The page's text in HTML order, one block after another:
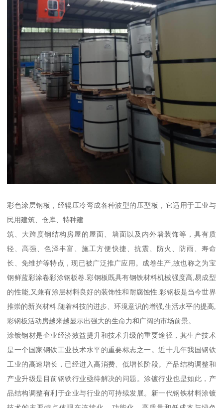
彩色涂层钢板，经辊压冷弯成各种波型的压型板，它适用于工业与
民用建筑、仓库、特种建
筑、大跨度钢结构房屋的屋面、墙面以及内外墙装饰等，具有质
轻、高强、色泽丰富、施工方便快捷、抗震、防火、防雨、寿命
长、免维护等特点，现已被广泛推广应用。成卷生产,故也称之为宝
钢鲜蓝彩涂卷彩涂钢板卷.彩钢板既具有钢铁材料机械强度高,易成型
的性能,又兼有涂层材料良好的装饰性和耐腐蚀性.彩钢板是当今世界
推崇的新兴材料.随着科技的进步、环境意识的增强,生活水平的提高,
彩钢板活动房越来越显示出强大的生命力和广阔的市场前景。
涂镀钢材是企业经济效益提升和技术升级的重要途径，其生产技术
是一个国家钢铁工业技术水平的重要标志之一。近十几年我国钢铁
工业的高速增长，已经进入高消费、低增长阶段。产品结构调整和
产业升级是目前钢铁行业亟待解决的问题。涂镀行业也是如此，产
品结构调整有利于企业与行业的可持续发展。新一代钢铁材料涂镀